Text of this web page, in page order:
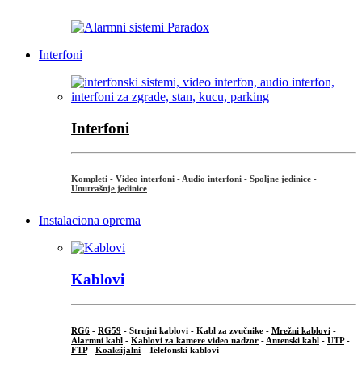
Interfoni
Interfoni
Kompleti - Video interfoni - Audio interfoni - Spoljne jedinice -
Unutrašnje jedinice
Instalaciona oprema
Kablovi
RG6 - RG59 - Strujni kablovi - Kabl za zvučnike - Mrežni kablovi -
Alarmni kabl - Kablovi za kamere video nadzor - Antenski kabl - UTP-
FTP- Koaksijalni - Telefonski kablovi